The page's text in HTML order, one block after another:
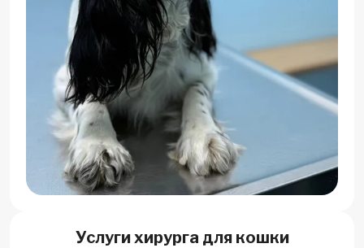
Услуги хирурга для кошки